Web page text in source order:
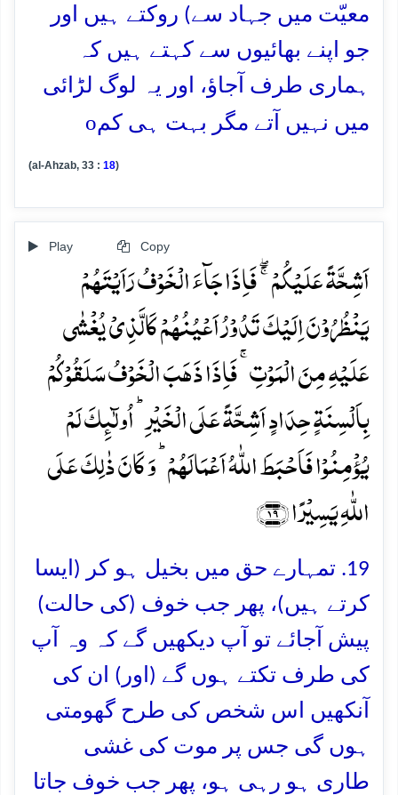
معیّت میں جہاد سے) روکتے ہیں اور
جو اپنے بھائیوں سے کہتے ہیں کہ
ہماری طرف آجاؤ، اور یہ لوگ لڑائی
میں نہیں آتے مگر بہت ہی کمo
(al-Ahzab, 33 : 18)
Play Copy
اَشِحَّۃً عَلَیۡکُمۡ ۚۖ فَاِذَا جَآءَ الۡخَوۡفُ رَاَیۡتَہُمۡ
یَنۡظُرُوۡنَ اِلَیۡکَ تَدُوۡرُ اَعۡیُنُہُمۡ کَالَّذِیۡ یُغۡشٰی
عَلَیۡہِ مِنَ الۡمَوۡتِ ۚ فَاِذَا ذَہَبَ الۡخَوۡفُ سَلَقُوۡکُمۡ
بِاَلۡسِنَۃٍ حِدَادٍ اَشِحَّۃً عَلَی الۡخَیۡرِ ؕ اُولٰٓئِکَ لَمۡ
یُؤۡمِنُوۡا فَاَحۡبَطَ اللّٰہُ اَعۡمَالَہُمۡ ؕ وَ کَانَ ذٰلِکَ عَلَی
اللّٰہِ یَسِیۡرًا ﴿۱۹﴾
19. تمہارے حق میں بخیل ہو کر (ایسا
کرتے ہیں)، پھر جب خوف (کی حالت)
پیش آجائے تو آپ دیکھیں گے کہ وہ آپ
کی طرف تکتے ہوں گے (اور) ان کی
آنکھیں اس شخص کی طرح گھومتی
ہوں گی جس پر موت کی غشی
طاری ہو رہی ہو، پھر جب خوف جاتا